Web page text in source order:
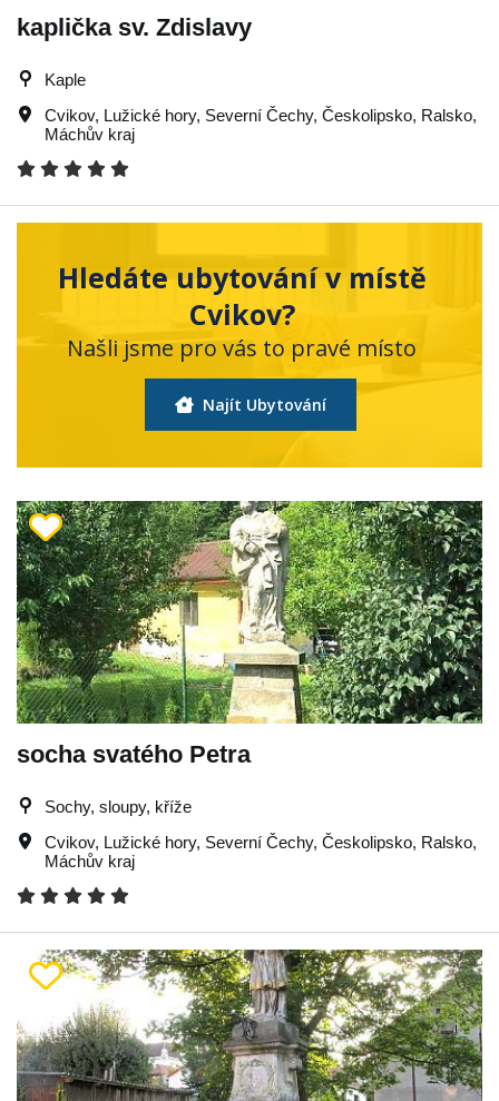
kaplička sv. Zdislavy
Kaple
Cvikov, Lužické hory, Severní Čechy, Českolipsko, Ralsko,
Máchův kraj
Hledáte ubytování v místě
Cvikov?
Našli jsme pro vás to pravé místo
Najít Ubytování
socha svatého Petra
Sochy, sloupy, kříže
Cvikov, Lužické hory, Severní Čechy, Českolipsko, Ralsko,
Máchův kraj